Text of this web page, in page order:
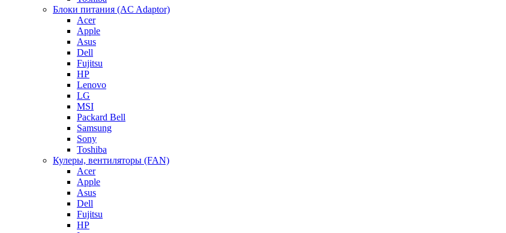
Блоки питания (AC Adaptor)
Acer
Apple
Asus
Dell
Fujitsu
HP
Lenovo
LG
MSI
Packard Bell
Samsung
Sony
Toshiba
Кулеры, вентиляторы (FAN)
Acer
Apple
Asus
Dell
Fujitsu
HP